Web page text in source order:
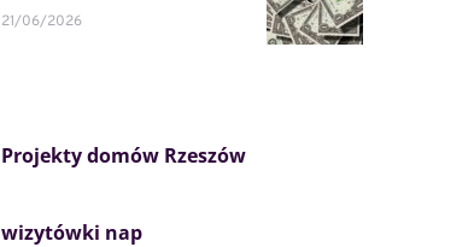
21/06/2026
Projekty domów Rzeszów
wizytówki nap